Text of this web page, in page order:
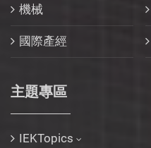
機械
國際產經
主題專區
IEKTopics